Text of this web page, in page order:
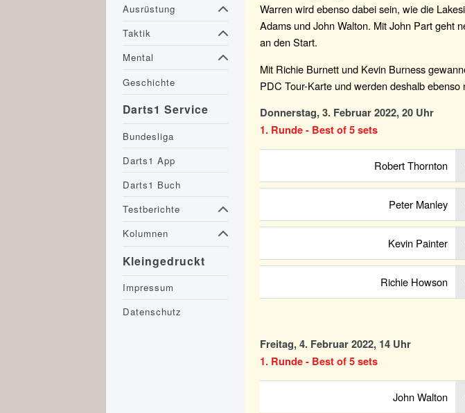
Warren wird ebenso dabei sein, wie die
Adams und John Walton. Mit John Part geht
an den Start.
Mit Richie Burnett und Kevin Burness
PDC Tour-Karte und werden deshalb ebenso
Donnerstag, 3. Februar 2022, 20 Uhr
1. Runde - Best of 5 sets
Robert Thornton
Peter Manley
Kevin Painter
Richie Howson
Freitag, 4. Februar 2022, 14 Uhr
1. Runde - Best of 5 sets
John Walton
Ausrüstung
Taktik
Mental
Geschichte
Darts1 Service
Bundesliga
Darts1 App
Darts1 Buch
Testberichte
Kolumnen
Kleingedruckt
Impressum
Datenschutz